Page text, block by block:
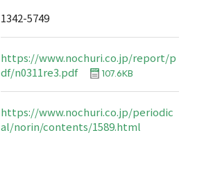
1342-5749
https://www.nochuri.co.jp/report/p
df/n0311re3.pdf
107.6KB
https://www.nochuri.co.jp/periodic
al/norin/contents/1589.html